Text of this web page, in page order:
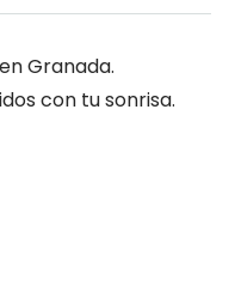
Granada.
con tu sonrisa.